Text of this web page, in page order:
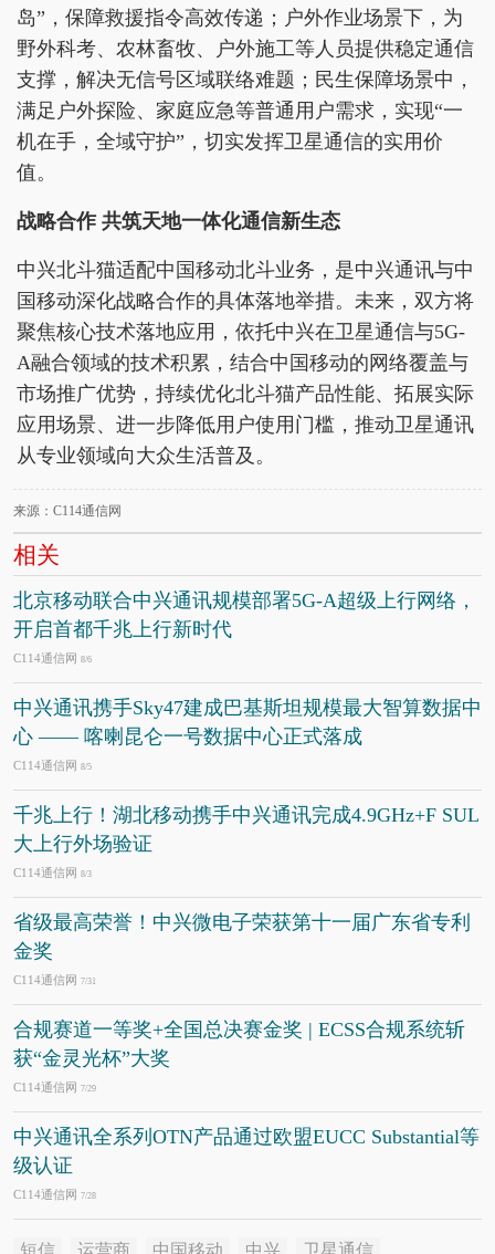
岛”，保障救援指令高效传递；户外作业场景下，为
野外科考、农林畜牧、户外施工等人员提供稳定通信
支撑，解决无信号区域联络难题；民生保障场景中，
满足户外探险、家庭应急等普通用户需求，实现“一
机在手，全域守护”，切实发挥卫星通信的实用价
值。
战略合作 共筑天地一体化通信新生态
中兴北斗猫适配中国移动北斗业务，是中兴通讯与中
国移动深化战略合作的具体落地举措。未来，双方将
聚焦核心技术落地应用，依托中兴在卫星通信与5G-
A融合领域的技术积累，结合中国移动的网络覆盖与
市场推广优势，持续优化北斗猫产品性能、拓展实际
应用场景、进一步降低用户使用门槛，推动卫星通讯
从专业领域向大众生活普及。
来源：C114通信网
相关
北京移动联合中兴通讯规模部署5G-A超级上行网络，
开启首都千兆上行新时代
C114通信网 8/6
中兴通讯携手Sky47建成巴基斯坦规模最大智算数据中
心 —— 喀喇昆仑一号数据中心正式落成
C114通信网 8/5
千兆上行！湖北移动携手中兴通讯完成4.9GHz+F SUL
大上行外场验证
C114通信网 8/3
省级最高荣誉！中兴微电子荣获第十一届广东省专利
金奖
C114通信网 7/31
合规赛道一等奖+全国总决赛金奖 | ECSS合规系统斩
获“金灵光杯”大奖
C114通信网 7/29
中兴通讯全系列OTN产品通过欧盟EUCC Substantial等
级认证
C114通信网 7/28